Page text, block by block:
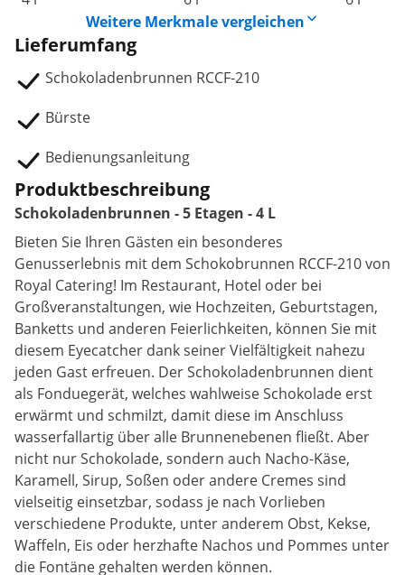
Weitere Merkmale vergleichen
Lieferumfang
Schokoladenbrunnen RCCF-210
Bürste
Bedienungsanleitung
Produktbeschreibung
Schokoladenbrunnen - 5 Etagen - 4 L
Bieten Sie Ihren Gästen ein besonderes
Genusserlebnis mit dem Schokobrunnen RCCF-210 von
Royal Catering! Im Restaurant, Hotel oder bei
Großveranstaltungen, wie Hochzeiten, Geburtstagen,
Banketts und anderen Feierlichkeiten, können Sie mit
diesem Eyecatcher dank seiner Vielfältigkeit nahezu
jeden Gast erfreuen. Der Schokoladenbrunnen dient
als Fonduegerät, welches wahlweise Schokolade erst
erwärmt und schmilzt, damit diese im Anschluss
wasserfallartig über alle Brunnenebenen fließt. Aber
nicht nur Schokolade, sondern auch Nacho-Käse,
Karamell, Sirup, Soßen oder andere Cremes sind
vielseitig einsetzbar, sodass je nach Vorlieben
verschiedene Produkte, unter anderem Obst, Kekse,
Waffeln, Eis oder herzhafte Nachos und Pommes unter
die Fontäne gehalten werden können.